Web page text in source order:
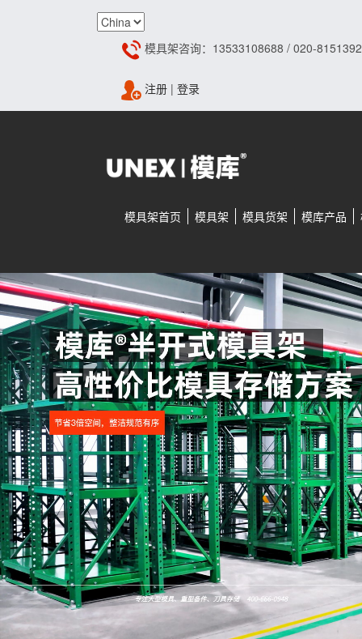
模具架咨询：13533108688 / 020-
注册 | 登录
模具架首页 模具架 模具货架 模库产品